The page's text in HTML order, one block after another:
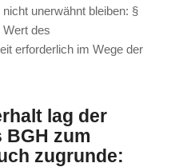
unerwähnt bleiben: §
des
erforderlich im Wege der
lag der
zum
zugrunde: